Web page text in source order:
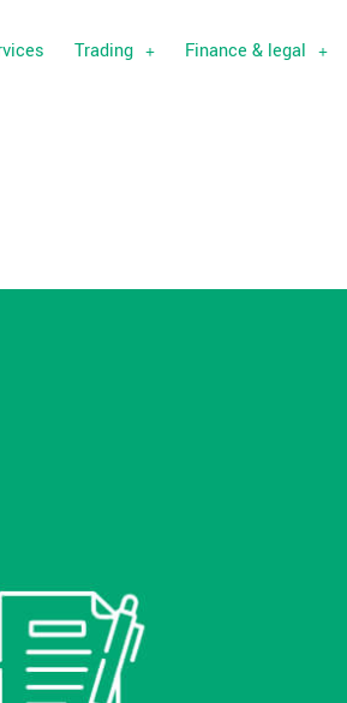
Trading Finance & legal